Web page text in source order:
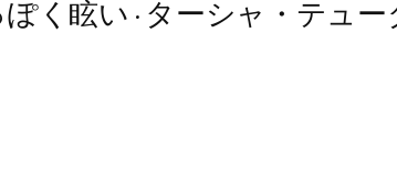
く眩い • ターシャ・テュー